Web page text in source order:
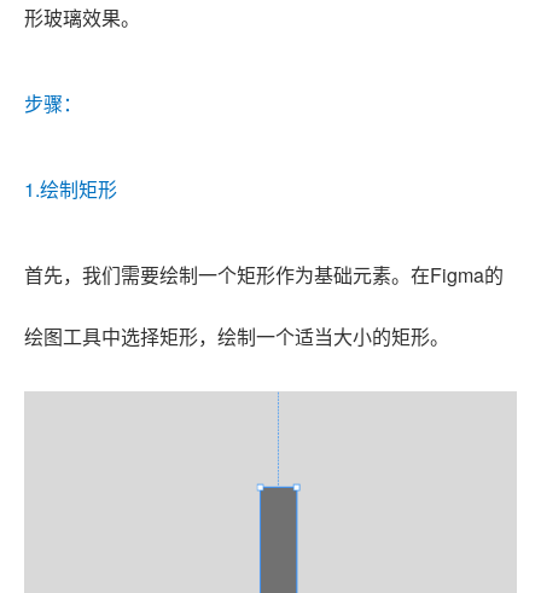
形玻璃效果。
步骤：
1.绘制矩形
首先，我们需要绘制一个矩形作为基础元素。在Figma的
绘图工具中选择矩形，绘制一个适当大小的矩形。